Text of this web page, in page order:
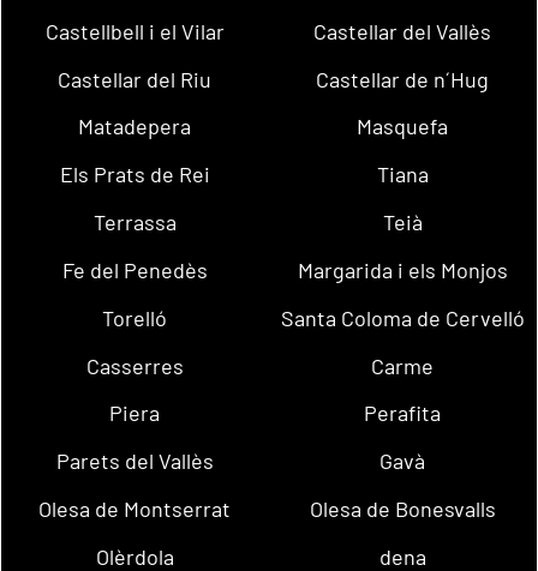
Castellbell i el Vilar
Castellar del Vallès
Castellar del Riu
Castellar de n´Hug
Matadepera
Masquefa
Els Prats de Rei
Tiana
Terrassa
Teià
Fe del Penedès
Margarida i els Monjos
Torelló
Santa Coloma de Cervelló
Casserres
Carme
Piera
Perafita
Parets del Vallès
Gavà
Olesa de Montserrat
Olesa de Bonesvalls
Olèrdola
dena